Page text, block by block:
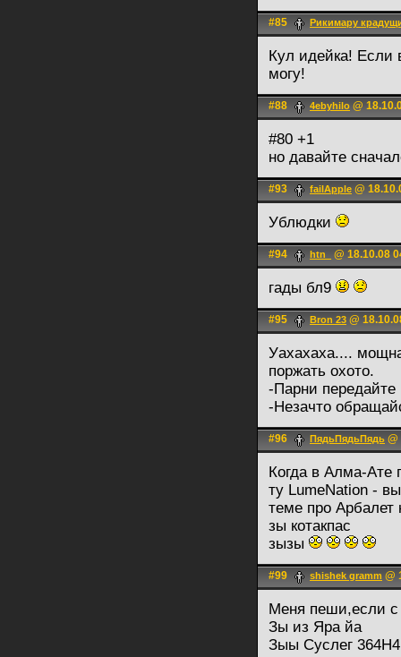
#85 Рикимару
Кул идейка! Если
могу!
#88 4ebyhilo @
#80 +1
но давайте
#93 failApple @
Ублюдки
#94 htn_ @ 18.10.08
гады бл9
#95 Bron 23 @
Уахахаха....
поржать охото.
-Парни передайте
-Незачто
#96 ПядьПядьПядь @
Когда в Алма-Ате
ту LumeNation -
теме про Арбалет
зы котакпас
зызы
#99 shishek gramm @
Меня пеши,если с
Зы из Яра йа
Зыы Суслег